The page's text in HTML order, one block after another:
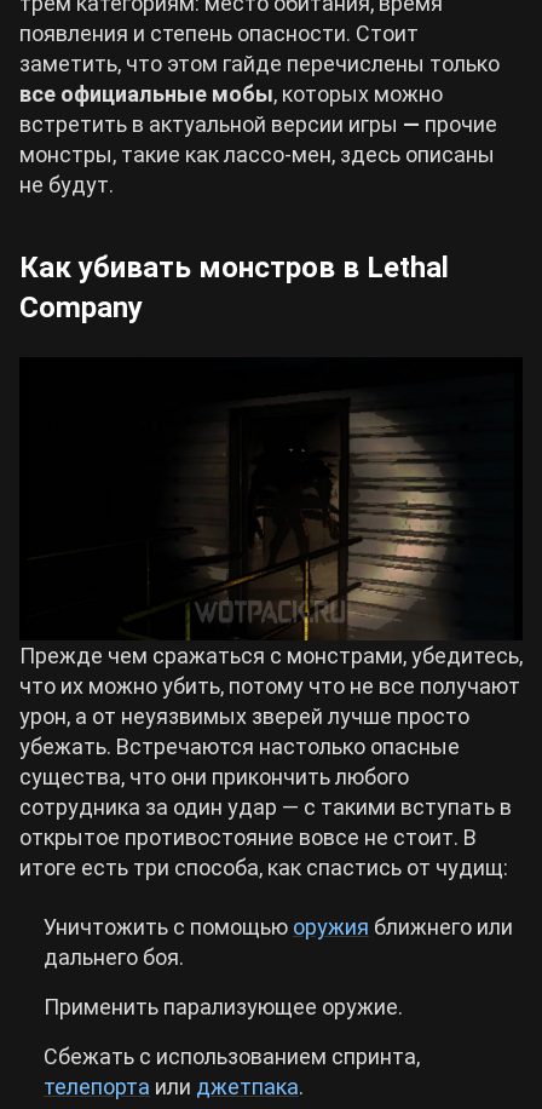
появления и степень опасности. Стоит
заметить, что этом гайде перечислены только
все официальные мобы, которых можно
встретить в актуальной версии игры — прочие
монстры, такие как лассо-мен, здесь описаны
не будут.
Как убивать монстров в Lethal
Company
Прежде чем сражаться с монстрами, убедитесь,
что их можно убить, потому что не все получают
урон, а от неуязвимых зверей лучше просто
убежать. Встречаются настолько опасные
существа, что они прикончить любого
сотрудника за один удар — с такими вступать в
открытое противостояние вовсе не стоит. В
итоге есть три способа, как спастись от чудищ:
Уничтожить с помощью оружия ближнего или
дальнего боя.
Применить парализующее оружие.
Сбежать с использованием спринта,
телепорта или джетпака.